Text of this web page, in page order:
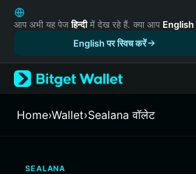
English
日本語
Русский
Español (Latinoamérica)
Türkçe
Italiano
आप अभी यह पेजहिन्दीमें देख रहे हैं. क्या आप English
English पर स्विच करें
Home›Wallet›Sealana वॉलेट
SEALANA